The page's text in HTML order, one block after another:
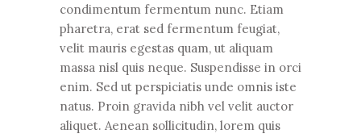
condimentum fermentum nunc. Etiam
pharetra, erat sed fermentum feugiat,
velit mauris egestas quam, ut aliquam
massa nisl quis neque. Suspendisse in orci
enim. Sed ut perspiciatis unde omnis iste
natus. Proin gravida nibh vel velit auctor
aliquet. Aenean sollicitudin, lorem quis